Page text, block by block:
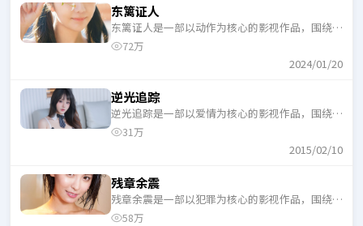
东篱证人
东篱证人是一部以动作为核心的影视作品，围绕危
机、反转与人物成长展开，整体节奏紧凑，适合一
72万
2024/01/20
逆光追踪
逆光追踪是一部以爱情为核心的影视作品，围绕危
机、反转与人物成长展开，整体节奏紧凑，适合一
31万
2015/02/10
残章余震
残章余震是一部以犯罪为核心的影视作品，围绕危
机、反转与人物成长展开，整体节奏紧凑，适合一
58万